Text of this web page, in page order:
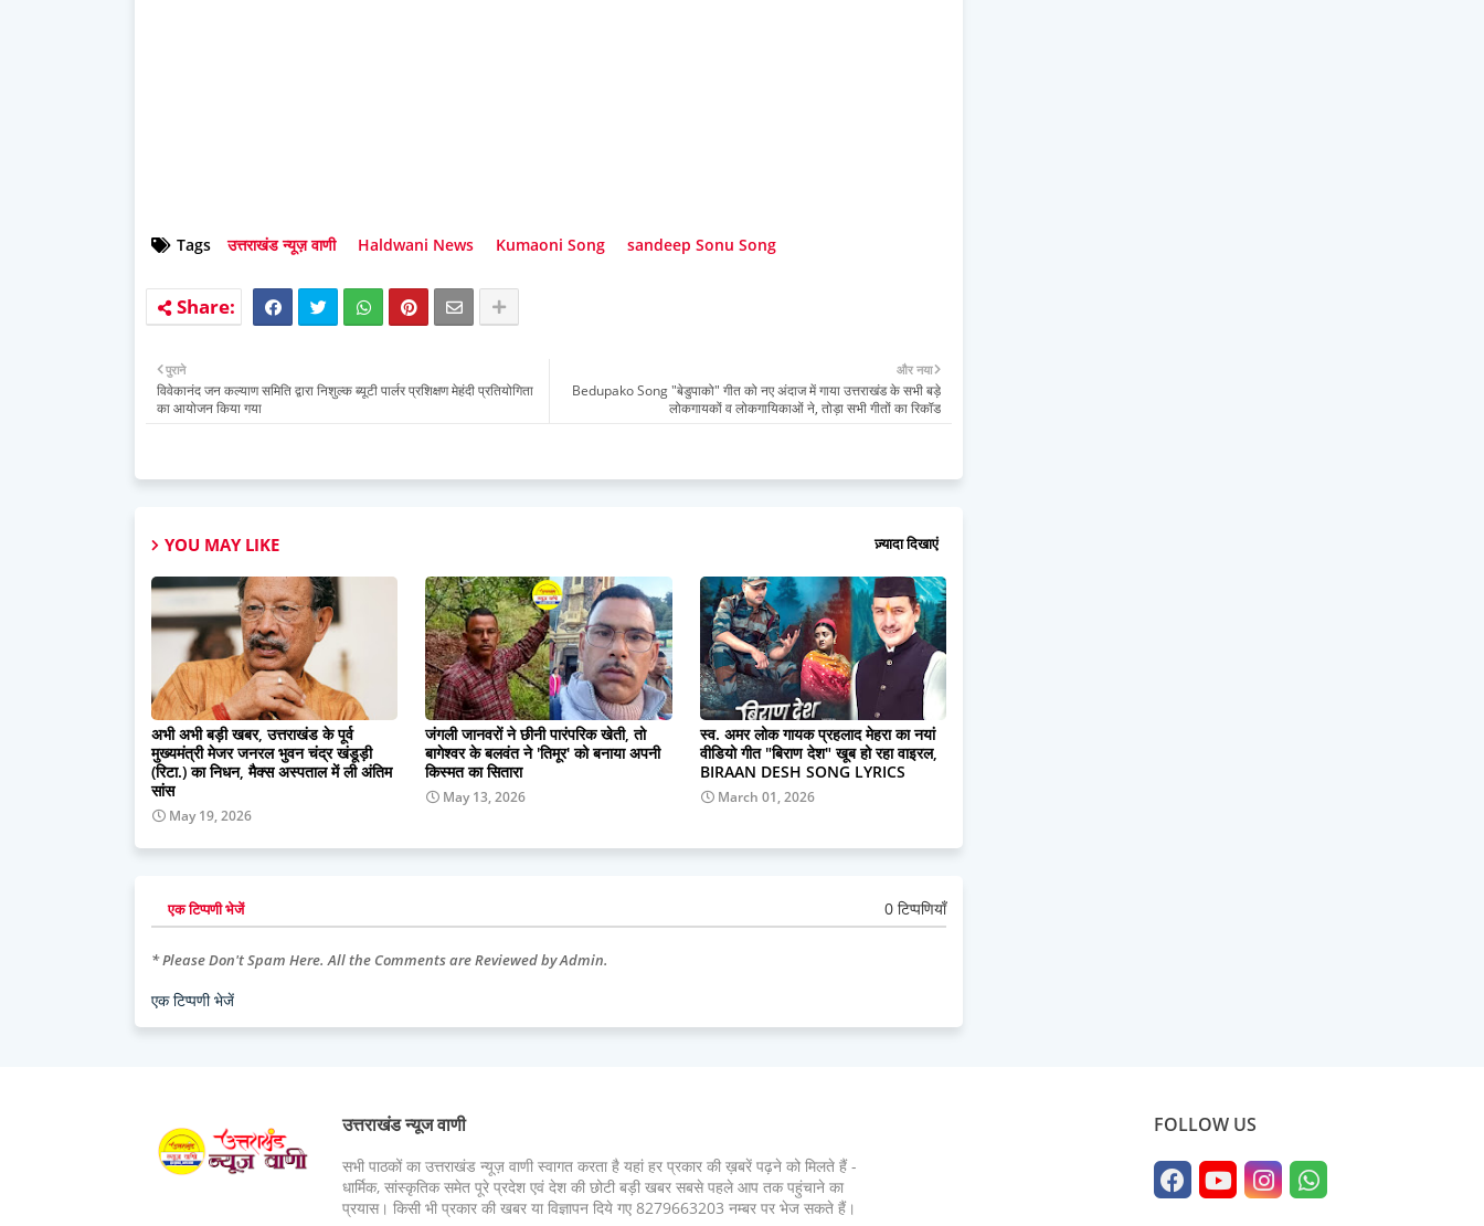
Tags उत्तराखंड न्यूज़ वाणी Haldwani News Kumaoni Song sandeep Sonu Song
और नया
Bedupako Song "बेडुपाको" गीत को नए अंदाज में गाया उत्तराखंड के सभी बड़े
लोकगायकों व लोकगायिकाओं ने, तोड़ा सभी गीतों का रिकॉड
पुराने
विवेकानंद जन कल्याण समिति द्वारा निशुल्क ब्यूटी पार्लर प्रशिक्षण मेहंदी प्रतियोगिता
का आयोजन किया गया
YOU MAY LIKE ज़्यादा दिखाएं
अभी अभी बड़ी खबर, उत्तराखंड के पूर्व
मुख्यमंत्री मेजर जनरल भुवन चंद्र खंडूड़ी
(रिटा.) का निधन, मैक्स अस्पताल में ली अंतिम
सांस
May 19, 2026
जंगली जानवरों ने छीनी पारंपरिक खेती, तो
बागेश्वर के बलवंत ने 'तिमूर' को बनाया अपनी
किस्मत का सितारा
May 13, 2026
स्व. अमर लोक गायक प्रहलाद मेहरा का नयां
वीडियो गीत "बिराण देश" खूब हो रहा वाइरल,
BIRAAN DESH SONG LYRICS
March 01, 2026
एक टिप्पणी भेजें 0 टिप्पणियाँ
* Please Don't Spam Here. All the Comments are Reviewed by Admin.
एक टिप्पणी भेजें
उत्तराखंड न्यूज वाणी
सभी पाठकों का उत्तराखंड न्यूज़ वाणी स्वागत करता है यहां हर प्रकार की ख़बरें पढ़ने को मिलते हैं -
धार्मिक, सांस्कृतिक समेत पूरे प्रदेश एवं देश की छोटी बड़ी खबर सबसे पहले आप तक पहुंचाने का
प्रयास। किसी भी प्रकार की खबर या विज्ञापन दिये गए 8279663203 नम्बर पर भेज सकते हैं।
FOLLOW US